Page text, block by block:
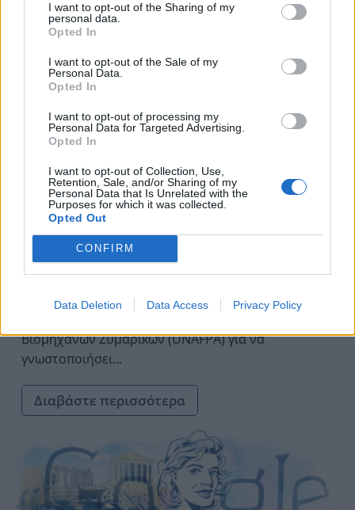
I want to opt-out of the Sharing of my
personal data.
Opted In
I want to opt-out of the Sale of my
Personal Data.
Opted In
I want to opt-out of processing my
Personal Data for Targeted Advertising.
Opted In
I want to opt-out of Collection, Use,
Retention, Sale, and/or Sharing of my
Personal Data that Is Unrelated with the
Purposes for which it was collected.
Opted Out
CONFIRM
Data Deletion Data Access Privacy Policy
25 Οκτωβρίου: Παγκόσμια Ημέρα
Ζυμαρικών
Η Παγκόσμια Ημέρα Ζυμαρικών καθιερώθηκε το
Βιομηχάνων Ζυμαρικών (UNAFPA) για να
γνωστοποιήσει...
Διαβάστε περισσότερα